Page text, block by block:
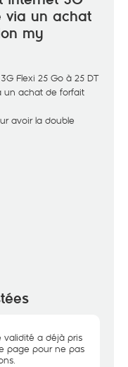
via un achat
my
Flexi 25 Go à 25 DT
un achat de forfait
avoir la double
validité a déjà pris
page pour ne pas